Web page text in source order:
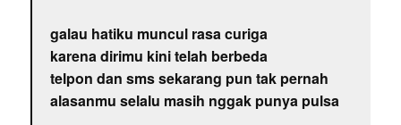
galau hatiku muncul rasa curiga
karena dirimu kini telah berbeda
telpon dan sms sekarang pun tak pernah
alasanmu selalu masih nggak punya pulsa